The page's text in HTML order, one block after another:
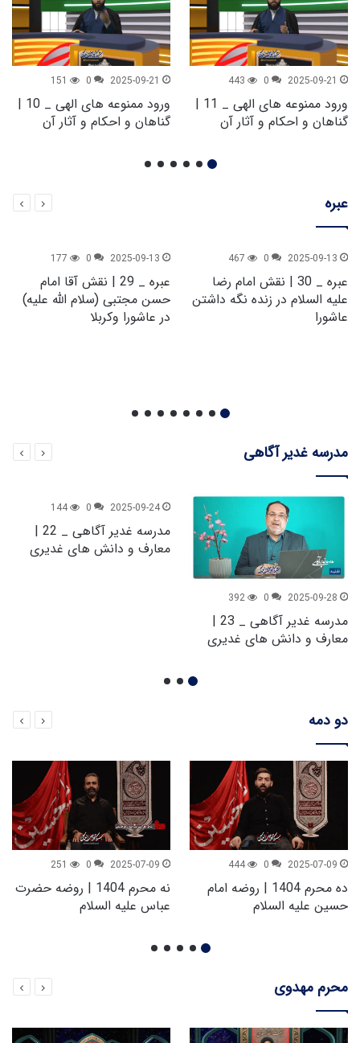
2025-09-21
0
443
ورود ممنوعه های الهی _ 11 |
گناهان و احکام و آثار آن
2025-09-21
0
151
ورود ممنوعه های الهی _ 10 |
گناهان و احکام و آثار آن
عبره
2025-09-13
0
467
عبره _ 30 | نقش امام رضا
علیه السلام در زنده نگه داشتن
عاشورا
2025-09-13
0
177
عبره _ 29 | نقش آقا امام
حسن مجتبی (سلام الله علیه)
در عاشورا وکربلا
مدرسه غدیر آگاهی
2025-09-28
0
392
مدرسه غدیر آگاهی _ 23 |
معارف و دانش های غدیری
2025-09-24
0
144
مدرسه غدیر آگاهی _ 22 |
معارف و دانش های غدیری
دو دمه
2025-07-09
0
444
ده محرم 1404 | روضه امام
حسین علیه السلام
2025-07-09
0
251
نه محرم 1404 | روضه حضرت
عباس علیه السلام
محرم مهدوی